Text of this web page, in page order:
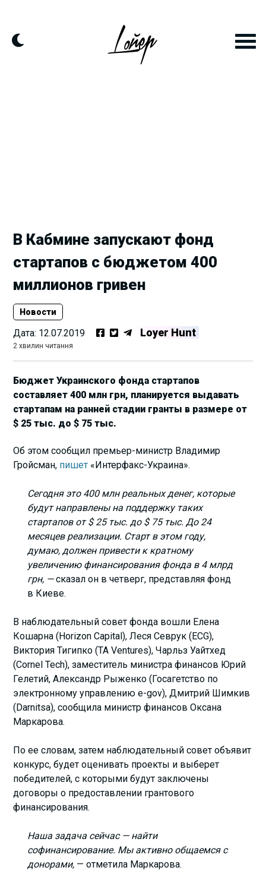
контенту
В Кабмине запускают фонд
стартапов с бюджетом 400
миллионов гривен
Новости
Дата: 12.07.2019 Loyer Hunt
2 хвилин читання
Бюджет Украинского фонда стартапов
составляет 400 млн грн, планируется выдавать
стартапам на ранней стадии гранты в размере от
$ 25 тыс. до $ 75 тыс.
Об этом сообщил премьер-министр Владимир
Гройсман, пишет «Интерфакс-Украина».
Сегодня это 400 млн реальных денег, которые
будут направлены на поддержку таких
стартапов от $ 25 тыс. до $ 75 тыс. До 24
месяцев реализации. Старт в этом году,
думаю, должен привести к кратному
увеличению финансирования фонда в 4 млрд
грн, —сказал он в четверг, представляя фонд
в Киеве.
В наблюдательный совет фонда вошли Елена
Кошарна (Horizon Capital), Леся Севрук (ECG),
Виктория Тигипко (TA Ventures), Чарльз Уайтхед
(Cornel Tech), заместитель министра финансов Юрий
Гелетий, Александр Рыженко (Госагетство по
электронному управлению e-gov), Дмитрий Шимкив
(Darnitsa), сообщила министр финансов Оксана
Маркарова.
По ее словам, затем наблюдательный совет объявит
конкурс, будет оценивать проекты и выберет
победителей, с которыми будут заключены
договоры о предоставлении грантового
финансирования.
Наша задача сейчас — найти
софинансирование. Мы активно общаемся с
донорами, — отметила Маркарова.